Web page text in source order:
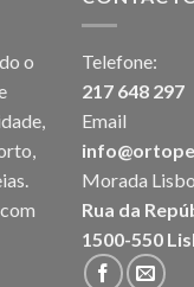
o
Telefone:
217 648 297
Email
Morada
Rua da
1500-550